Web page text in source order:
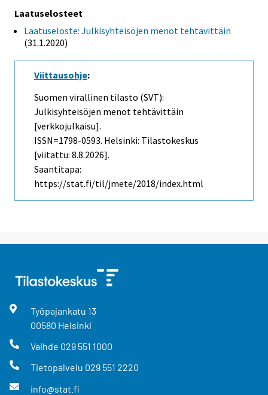
Laatuselosteet
Laatuseloste: Julkisyhteisöjen menot tehtävittäin
(31.1.2020)
Viittausohje:
Suomen virallinen tilasto (SVT):
Julkisyhteisöjen menot tehtävittäin
[verkkojulkaisu].
ISSN=1798-0593. Helsinki: Tilastokeskus
[viitattu: 8.8.2026].
Saantitapa:
https://stat.fi/til/jmete/2018/index.html
Työpajankatu 13
00580 Helsinki
Vaihde 029 551 1000
Tietopalvelu 029 551 2220
info@stat.fi